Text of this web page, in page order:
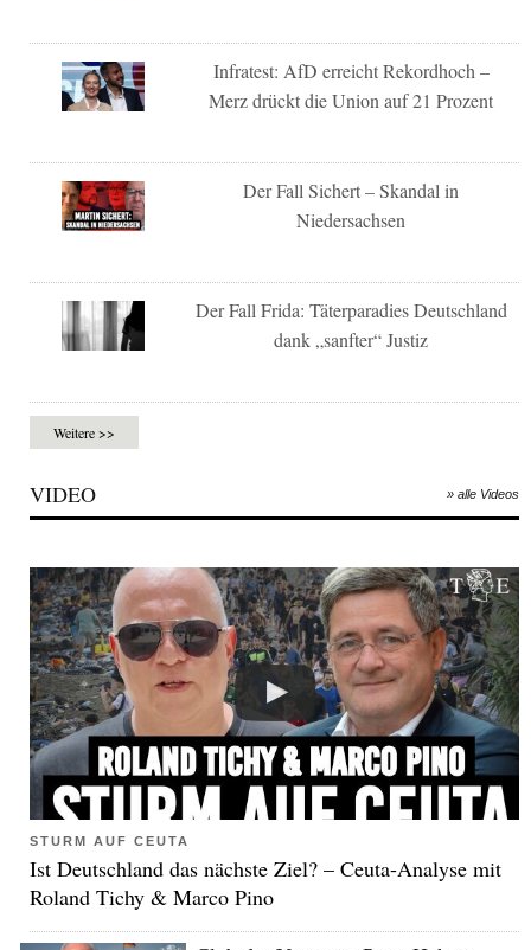
Infratest: AfD erreicht Rekordhoch –
Merz drückt die Union auf 21 Prozent
Der Fall Sichert – Skandal in
Niedersachsen
Der Fall Frida: Täterparadies Deutschland
dank „sanfter“ Justiz
Weitere >>
VIDEO » alle Videos
STURM AUF CEUTA
Ist Deutschland das nächste Ziel? – Ceuta-Analyse mit
Roland Tichy & Marco Pino